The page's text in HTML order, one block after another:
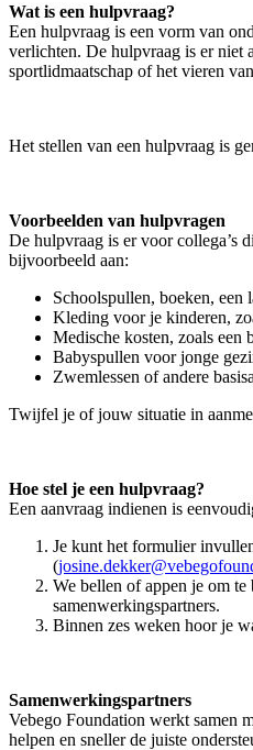
Wat is een hulpvraag?
Een hulpvraag is een vorm van
verlichten. De hulpvraag is er niet
sportlidmaatschap of het vieren
Het stellen van een hulpvraag is
Voorbeelden van hulpvragen
De hulpvraag is er voor collega’s
bijvoorbeeld aan:
Schoolspullen, boeken, een
Kleding voor je kinderen,
Medische kosten, zoals een
Babyspullen voor jonge
Zwemlessen of andere
Twijfel je of jouw situatie in
Hoe stel je een hulpvraag?
Een aanvraag indienen is
Je kunt het formulier
(
We bellen of appen je om
samenwerkingspartners.
Binnen zes weken hoor je
Samenwerkingspartners
Vebego Foundation werkt samen
helpen en sneller de juiste